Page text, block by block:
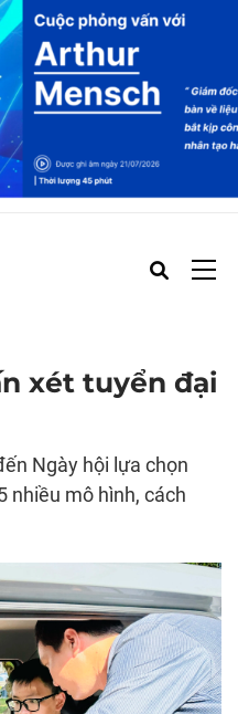
xét tuyển đại
Ngày hội lựa chọn
nhiều mô hình, cách